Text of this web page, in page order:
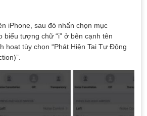
iPhone, sau đó nhấn chọn mục
biểu tượng chữ “i” ở bên cạnh tên
hoạt tùy chọn “Phát Hiện Tai Tự Động